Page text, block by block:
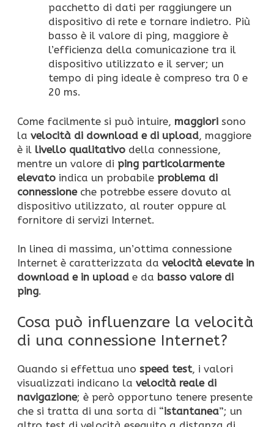
pacchetto di dati per raggiungere un
dispositivo di rete e tornare indietro. Più
basso è il valore di ping, maggiore è
l’efficienza della comunicazione tra il
dispositivo utilizzato e il server; un
tempo di ping ideale è compreso tra 0 e
20 ms.
Come facilmente si può intuire, maggiori sono
la velocità di download e di upload, maggiore
è il livello qualitativo della connessione,
mentre un valore di ping particolarmente
elevato indica un probabile problema di
connessioneche potrebbe essere dovuto al
dispositivo utilizzato, al router oppure al
fornitore di servizi Internet.
In linea di massima, un’ottima connessione
Internet è caratterizzata da velocità elevate in
download e in upload e da basso valore di
ping.
Cosa può influenzare la velocità
di una connessione Internet?
Quando si effettua uno speed test, i valori
visualizzati indicano la velocità reale di
navigazione; è però opportuno tenere presente
che si tratta di una sorta di “istantanea”; un